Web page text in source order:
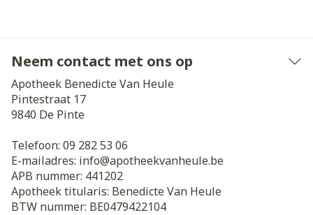
Neem contact met ons op
Apotheek Benedicte Van Heule
Pintestraat 17
9840 De Pinte
Telefoon: 09 282 53 06
E-mailadres: info@apotheekvanheule.be
APB nummer: 441202
Apotheek titularis: Benedicte Van Heule
BTW nummer: BE0479422104